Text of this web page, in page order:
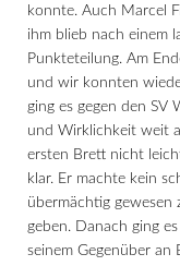
konnte. Auch Marcel
ihm blieb nach einem
Punkteteilung. Am
und wir konnten
ging es gegen den SV
und Wirklichkeit weit
ersten Brett nicht
klar. Er machte kein
übermächtig gewesen
geben. Danach ging
seinem Gegenüber an